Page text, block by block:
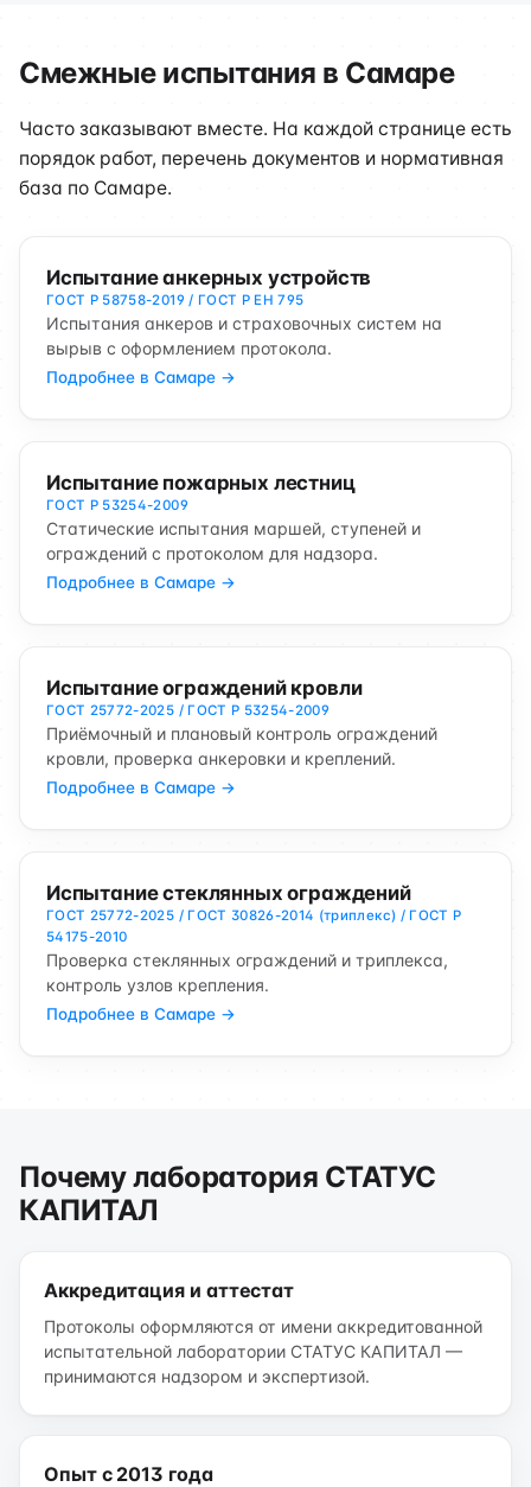
Смежные испытания в Самаре
Часто заказывают вместе. На каждой странице есть
порядок работ, перечень документов и нормативная
база по Самаре.
Испытание анкерных устройств
ГОСТ Р 58758-2019 / ГОСТ Р ЕН 795
Испытания анкеров и страховочных систем на
вырыв с оформлением протокола.
Подробнее в Самаре →
Испытание пожарных лестниц
ГОСТ Р 53254-2009
Статические испытания маршей, ступеней и
ограждений с протоколом для надзора.
Подробнее в Самаре →
Испытание ограждений кровли
ГОСТ 25772-2025 / ГОСТ Р 53254-2009
Приёмочный и плановый контроль ограждений
кровли, проверка анкеровки и креплений.
Подробнее в Самаре →
Испытание стеклянных ограждений
ГОСТ 25772-2025 / ГОСТ 30826-2014 (триплекс) / ГОСТ Р
54175-2010
Проверка стеклянных ограждений и триплекса,
контроль узлов крепления.
Подробнее в Самаре →
Почему лаборатория СТАТУС
КАПИТАЛ
Аккредитация и аттестат
Протоколы оформляются от имени аккредитованной
испытательной лаборатории СТАТУС КАПИТАЛ —
принимаются надзором и экспертизой.
Опыт с 2013 года